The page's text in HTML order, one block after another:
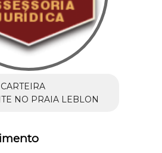
NO PRAIA LEBLON